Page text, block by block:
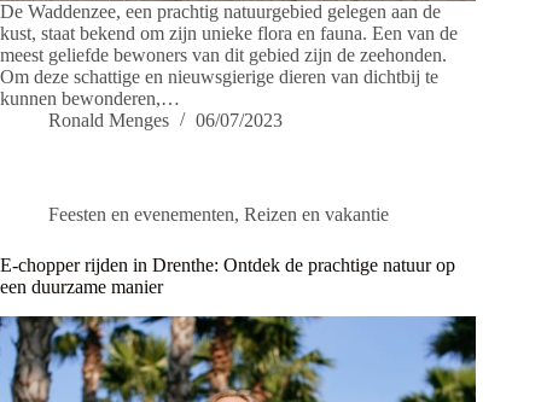
De Waddenzee, een prachtig natuurgebied gelegen aan de
kust, staat bekend om zijn unieke flora en fauna. Een van de
meest geliefde bewoners van dit gebied zijn de zeehonden.
Om deze schattige en nieuwsgierige dieren van dichtbij te
kunnen bewonderen,…
Ronald Menges
06/07/2023
Feesten en evenementen, Reizen en vakantie
E-chopper rijden in Drenthe: Ontdek de prachtige natuur op
een duurzame manier